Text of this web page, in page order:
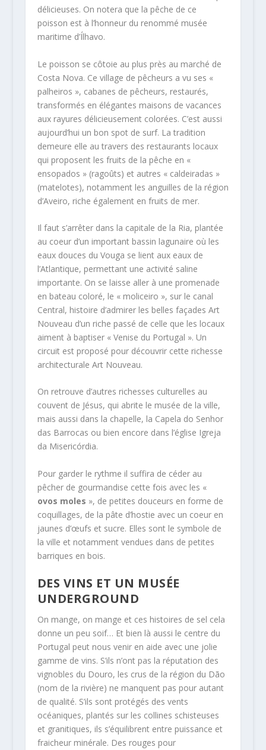
délicieuses. On notera que la pêche de ce
poisson est à l’honneur du renommé musée
maritime d’Ílhavo.
Le poisson se côtoie au plus près au marché de
Costa Nova. Ce village de pêcheurs a vu ses «
palheiros », cabanes de pêcheurs, restaurés,
transformés en élégantes maisons de vacances
aux rayures délicieusement colorées. C’est aussi
aujourd’hui un bon spot de surf. La tradition
demeure elle au travers des restaurants locaux
qui proposent les fruits de la pêche en «
ensopados » (ragoûts) et autres « caldeiradas »
(matelotes), notamment les anguilles de la région
d’Aveiro, riche également en fruits de mer.
Il faut s’arrêter dans la capitale de la Ria, plantée
au coeur d’un important bassin lagunaire où les
eaux douces du Vouga se lient aux eaux de
l’Atlantique, permettant une activité saline
importante. On se laisse aller à une promenade
en bateau coloré, le « moliceiro », sur le canal
Central, histoire d’admirer les belles façades Art
Nouveau d’un riche passé de celle que les locaux
aiment à baptiser « Venise du Portugal ». Un
circuit est proposé pour découvrir cette richesse
architecturale Art Nouveau.
On retrouve d’autres richesses culturelles au
couvent de Jésus, qui abrite le musée de la ville,
mais aussi dans la chapelle, la Capela do Senhor
das Barrocas ou bien encore dans l’église Igreja
da Misericórdia.
Pour garder le rythme il suffira de céder au
pêcher de gourmandise cette fois avec les «
ovos moles », de petites douceurs en forme de
coquillages, de la pâte d’hostie avec un coeur en
jaunes d’œufs et sucre. Elles sont le symbole de
la ville et notamment vendues dans de petites
barriques en bois.
DES VINS ET UN MUSÉE
UNDERGROUND
On mange, on mange et ces histoires de sel cela
donne un peu soif… Et bien là aussi le centre du
Portugal peut nous venir en aide avec une jolie
gamme de vins. S’ils n’ont pas la réputation des
vignobles du Douro, les crus de la région du Dão
(nom de la rivière) ne manquent pas pour autant
de qualité. S’ils sont protégés des vents
océaniques, plantés sur les collines schisteuses
et granitiques, ils s’équilibrent entre puissance et
fraicheur minérale. Des rouges pour